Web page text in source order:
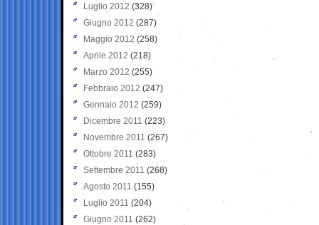
Luglio 2012 (328)
Giugno 2012 (287)
Maggio 2012 (258)
Aprile 2012 (218)
Marzo 2012 (255)
Febbraio 2012 (247)
Gennaio 2012 (259)
Dicembre 2011 (223)
Novembre 2011 (267)
Ottobre 2011 (283)
Settembre 2011 (268)
Agosto 2011 (155)
Luglio 2011 (204)
Giugno 2011 (262)